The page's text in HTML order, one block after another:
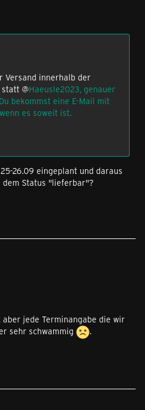
Versand innerhalb der
@Haeusle2023, genauer
bekommst eine E-Mail mit
es soweit ist.
26.09 eingeplant und daraus
dem Status "lieferbar"?
aber jede Terminangabe die wir
sehr schwammig
.